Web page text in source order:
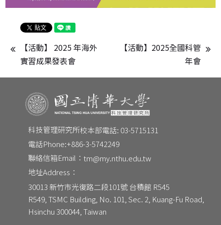
CONTACT
Email：tm@my.nthu.edu.tw
校本部電話：校本部電話: 03-5715131
30013 新竹市光復路二段101號 台積館 R545
【活動】 2025 年海外
實習成果發表會
【活動】2025全國科管
年會
科技管理研究所校本部電話: 03-5715131
電話Phone:+886-3-5742249
聯絡信箱Email： tm@my.nthu.edu.tw
地址Address：
30013 新竹市光復路二段101號 台積館 R545
R549, TSMC Building, No. 101, Sec. 2, Kuang-Fu Road,
Hsinchu 300044, Taiwan